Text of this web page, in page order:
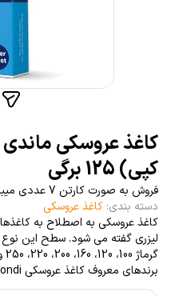
کپی) 125 برگی
فروش به صورت کارتن 7 عددی میباشد
دسته بندی: کاغذ عروسکی
کاغذ عروسکی به اصطلاح به
لیزری گفته می شود. سطح این
برندهای معروف کاغذ عروسکی Mondi محصول اتریش میباشد